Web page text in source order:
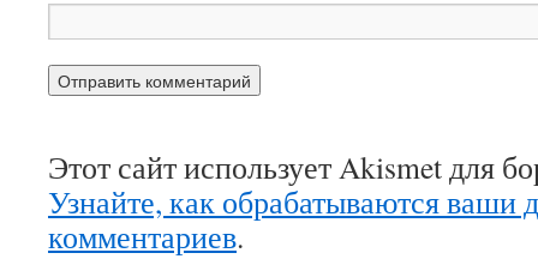
Этот сайт использует Akismet для
Узнайте, как обрабатываются ваши
комментариев.